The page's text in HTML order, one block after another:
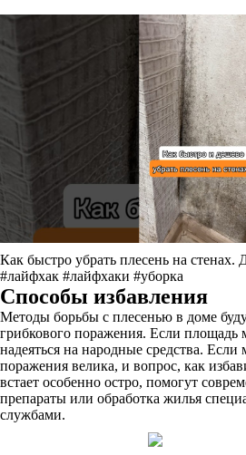
Как быстро убрать плесень на стенах.
#лайфхак #лайфхаки #уборка
Cпocoбы избaвлeния
Методы борьбы с плесенью в доме
грибкового поражения. Если
надеяться на народные средства.
поражения велика, и вопрос, как
встает особенно остро, помогут
препараты или обработка жилья
службами.